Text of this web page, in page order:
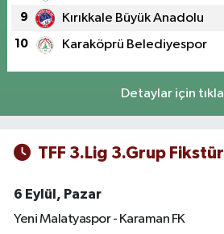
9 Kırıkkale Büyük Anadolu
10 Karaköprü Belediyespor
Detaylar için
TFF 3.Lig 3.Grup Fikstür
6 Eylül, Pazar
Yeni Malatyaspor - Karaman FK